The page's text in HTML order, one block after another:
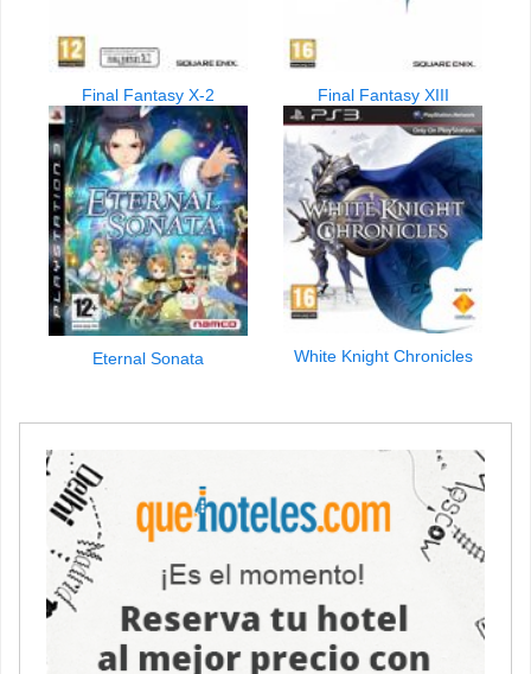
Final Fantasy X-2 Final Fantasy XIII
Eternal Sonata White Knight Chronicles